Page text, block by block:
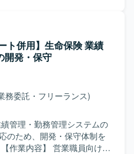
チいたします。 【ポジ
が交差する領域で、与
コアロジックを担当できる
きい開発に携わることがで
から非同期処理、パフォー
て関与でき、モダンな技術
テクチャ設計にも関われる
ックから選定いたします。
い、クラウド基盤上で非同
す。Gitやチャットツール
の拡張性確保を目的とした
びデータ移行作業を担当し
ョン設計・開発、データ移
の分析やマッピング設計、
た移行処理の実装・検証な
題や不明点を洗い出して関
進められる方を求めてお
しながら主体的に動き、品
務に取り組める方が望まし
ト併用】生命保険 業績
開発・保守
務委託・フリーランス)
管理・勤務管理システムの
のため、開発・保守体制を